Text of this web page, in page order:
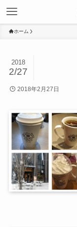
ホーム
2018
2/27
2018年2月27日